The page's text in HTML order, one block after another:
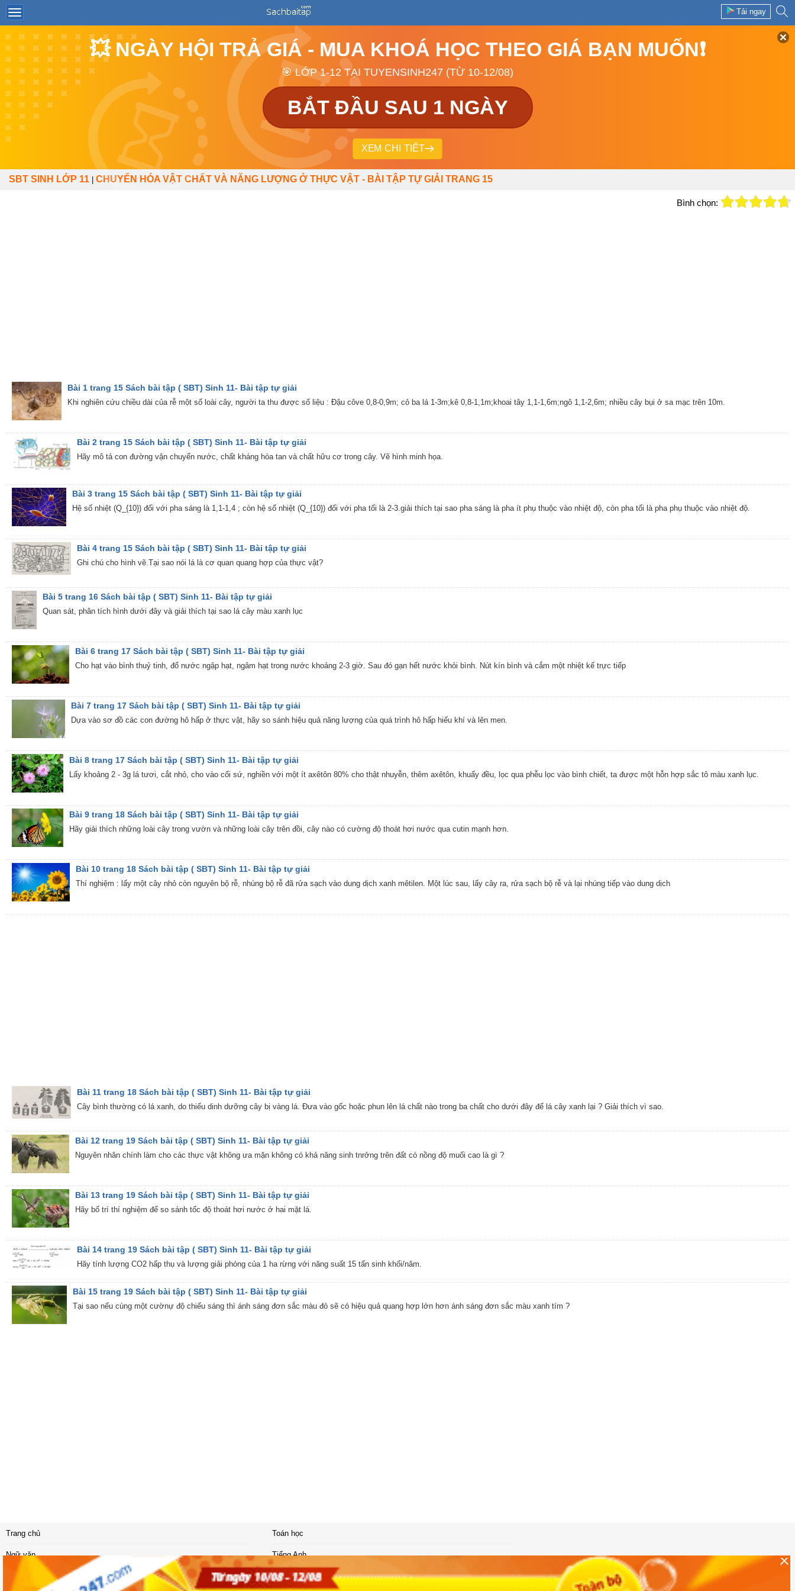
Tải ngay
💥 NGÀY HỘI TRẢ GIÁ - MUA KHOÁ HỌC THEO GIÁ BẠN MUỐN❗
🎯 LỚP 1-12 TẠI TUYENSINH247 (TỪ 10-12/08)
BẮT ĐẦU SAU 1 NGÀY
XEM CHI TIẾT
SBT SINH LỚP 11 CHUYỂN HÓA VẬT CHẤT VÀ NĂNG LƯỢNG Ở THỰC VẬT - BÀI TẬP TỰ GIẢI TRANG 15
Bình chọn:
Bài 1 trang 15 Sách bài tập ( SBT) Sinh 11- Bài tập tự giải
Khi nghiên cứu chiều dài của rễ một số loài cây, người ta thu được số liệu : Đậu côve 0,8-0,9m; cỏ ba lá 1-3m;kê 0,8-1,1m;khoai tây 1,1-1,6m;ngô 1,1-2,6m; nhiều cây bụi ở sa mạc trên 10m.
Bài 2 trang 15 Sách bài tập ( SBT) Sinh 11- Bài tập tự giải
Hãy mô tả con đường vận chuyển nước, chất kháng hòa tan và chất hữu cơ trong cây. Vẽ hình minh họa.
Bài 3 trang 15 Sách bài tập ( SBT) Sinh 11- Bài tập tự giải
Hệ số nhiệt (Q_{10}) đối với pha sáng là 1,1-1,4 ; còn hệ số nhiệt (Q_{10}) đối với pha tối là 2-3.giải thích tại sao pha sáng là pha ít phụ thuộc vào nhiệt độ, còn pha tối là pha phụ thuộc vào nhiệt độ.
Bài 4 trang 15 Sách bài tập ( SBT) Sinh 11- Bài tập tự giải
Ghi chú cho hình vẽ.Tại sao nói lá là cơ quan quang hợp của thực vật?
Bài 5 trang 16 Sách bài tập ( SBT) Sinh 11- Bài tập tự giải
Quan sát, phân tích hình dưới đây và giải thích tại sao lá cây màu xanh lục
Bài 6 trang 17 Sách bài tập ( SBT) Sinh 11- Bài tập tự giải
Cho hạt vào bình thuỷ tinh, đổ nước ngập hạt, ngâm hạt trong nước khoảng 2-3 giờ. Sau đó gạn hết nước khỏi bình. Nút kín bình và cắm một nhiệt kế trực tiếp
Bài 7 trang 17 Sách bài tập ( SBT) Sinh 11- Bài tập tự giải
Dựa vào sơ đồ các con đường hô hấp ở thực vật, hãy so sánh hiệu quả năng lượng của quá trình hô hấp hiếu khí và lên men.
Bài 8 trang 17 Sách bài tập ( SBT) Sinh 11- Bài tập tự giải
Lấy khoảng 2 - 3g lá tươi, cắt nhỏ, cho vào cối sứ, nghiền với một ít axêtôn 80% cho thật nhuyễn, thêm axêtôn, khuấy đều, lọc qua phễu lọc vào bình chiết, ta được một hỗn hợp sắc tô màu xanh lục.
Bài 9 trang 18 Sách bài tập ( SBT) Sinh 11- Bài tập tự giải
Hãy giải thích những loài cây trong vườn và những loài cây trên đồi, cây nào có cường độ thoát hơi nước qua cutin mạnh hơn.
Bài 10 trang 18 Sách bài tập ( SBT) Sinh 11- Bài tập tự giải
Thí nghiệm : lấy một cây nhỏ còn nguyên bộ rễ, nhúng bộ rễ đã rửa sạch vào dung dịch xanh mêtilen. Một lúc sau, lấy cây ra, rửa sạch bộ rễ và lại nhúng tiếp vào dung dịch
Bài 11 trang 18 Sách bài tập ( SBT) Sinh 11- Bài tập tự giải
Cây bình thường có lá xanh, do thiếu dinh dưỡng cây bị vàng lá. Đưa vào gốc hoặc phun lên lá chất nào trong ba chất cho dưới đây để lá cây xanh lại ? Giải thích vì sao.
Bài 12 trang 19 Sách bài tập ( SBT) Sinh 11- Bài tập tự giải
Nguyên nhân chính làm cho các thực vật không ưa mặn không có khả năng sinh tnrởng trên đất có nồng độ muối cao là gì ?
Bài 13 trang 19 Sách bài tập ( SBT) Sinh 11- Bài tập tự giải
Hãy bố trí thí nghiệm để so sánh tốc độ thoát hơi nước ở hai mặt lá.
Bài 14 trang 19 Sách bài tập ( SBT) Sinh 11- Bài tập tự giải
Hãy tính lượng CO2 hấp thụ và lượng giải phóng của 1 ha rừng với năng suất 15 tấn sinh khối/năm.
Bài 15 trang 19 Sách bài tập ( SBT) Sinh 11- Bài tập tự giải
Tại sao nếu cùng một cườnự độ chiếu sáng thì ánh sáng đơn sắc màu đỏ sẽ có hiệu quả quang hợp lớn hơn ánh sáng đơn sắc màu xanh tím ?
Trang chủ Toán học
Ngữ văn Tiếng Anh
Vật lý Hóa học